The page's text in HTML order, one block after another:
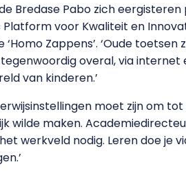
Bredase Pabo zich
voor Kwaliteit en
Zappens’. ‘Oude
overal, via internet
van kinderen.’
moet zijn om
wilde maken.
werkveld nodig. Leren doe je